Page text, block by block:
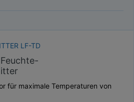
LF-TD
für maximale Temperaturen von